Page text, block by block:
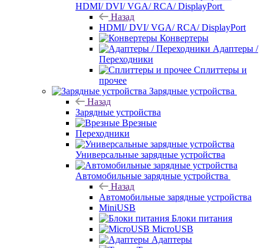
HDMI/ DVI/ VGA/ RCA/ DisplayPort
Назад
HDMI/ DVI/ VGA/ RCA/ DisplayPort
Конвертеры
Адаптеры /
Переходники
Сплиттеры и
прочее
Зарядные устройства
Назад
Зарядные устройства
Врезные
Переходники
Универсальные зарядные устройства
Автомобильные зарядные устройства
Назад
Автомобильные зарядные устройства
MiniUSB
Блоки питания
MicroUSB
Адаптеры